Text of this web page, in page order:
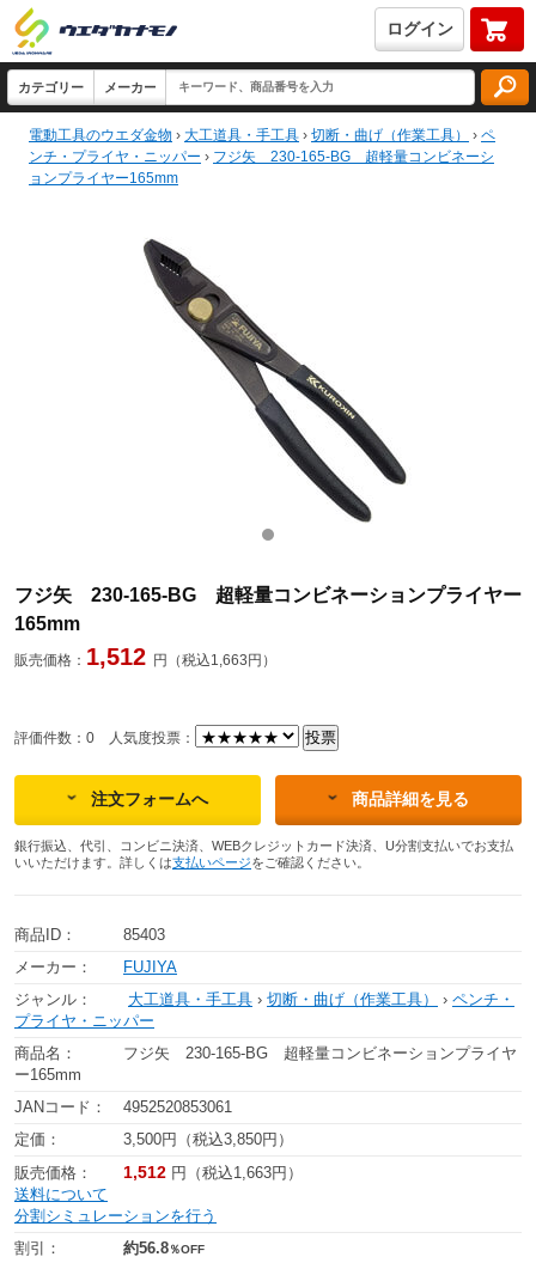
ログイン
電動工具のウエダ金物 › 大工道具・手工具 › 切断・曲げ（作業工具） › ペ
ンチ・プライヤ・ニッパー › フジ矢 230-165-BG 超軽量コンビネーシ
ョンプライヤー165mm
フジ矢 230-165-BG 超軽量コンビネーションプライヤー
165mm
販売価格： 1,512 円（税込1,663円）
評価件数：0 人気度投票：
注文フォームへ 商品詳細を見る
銀行振込、代引、コンビニ決済、WEBクレジットカード決済、U分割支払いでお支払
いいただけます。詳しくは支払いページをご確認ください。
商品ID：
85403
メーカー：
FUJIYA
ジャンル：
大工道具・手工具 › 切断・曲げ（作業工具） › ペンチ・
プライヤ・ニッパー
商品名：
フジ矢 230-165-BG 超軽量コンビネーションプライヤ
ー165mm
JANコード：
4952520853061
定価：
3,500円（税込3,850円）
販売価格：
1,512 円（税込1,663円）
送料について
分割シミュレーションを行う
割引：
約56.8％OFF